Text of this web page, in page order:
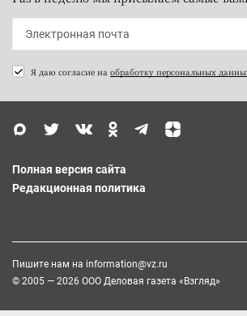
Я даю согласие на обработку персональных
Полная версия сайта
Редакционная политика
Пишите нам на information@vz.ru
© 2005 — 2026 ООО Деловая газета «Взгляд»